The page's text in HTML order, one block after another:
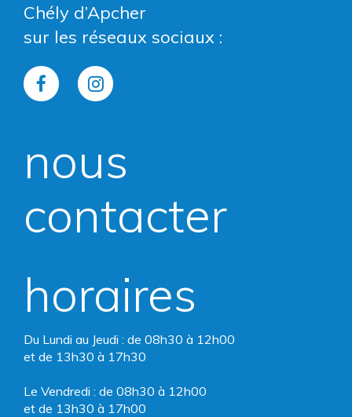
Chély d’Apcher
sur les réseaux sociaux :
Lien
le
Facebook
Lien
le
Instagram
nous
contacter
horaires
Du Lundi au Jeudi : de 08h30 à 12h00
et de 13h30 à 17h30
Le Vendredi : de 08h30 à 12h00
et de 13h30 à 17h00